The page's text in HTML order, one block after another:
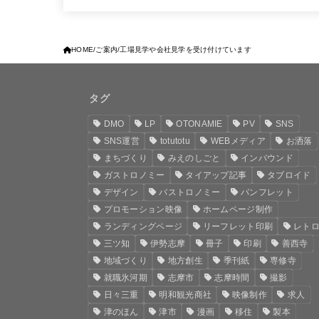
HOME ご案内 工場見学や会社見学を受け付けています
タグ
DMO LP OTONAMIE PV
SNS
SNS運営
totutotu WEBメディア
お洒落
まちづくり
みえのしごと
インバウンド
ガストロノミー
タイアップ記事
タブロイド
デザイン
バストロノミー
パンフレット
プロモーション映像
ホームページ制作
ランディングページ
リーフレット印刷
レトロ
三ツ知
伊勢志摩 冊子 印刷
善西寺
地域づくり
地方創生 季刊紙
専修寺
就職氷河期
志摩市 志摩時間
撮影
日々三重
明和観光商社 映像制作
求人
津のほん
津市 漫画 移住 製本